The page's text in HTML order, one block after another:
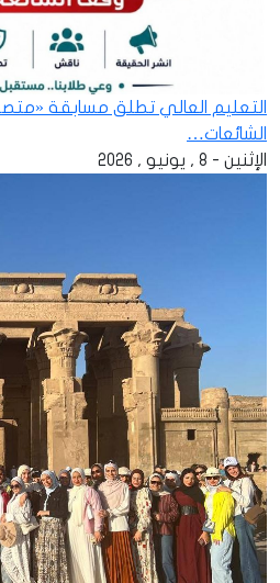
التعليم العالي تطلق مسابقة
الشائعات…
الإثنين - 8 , يونيو , 2026